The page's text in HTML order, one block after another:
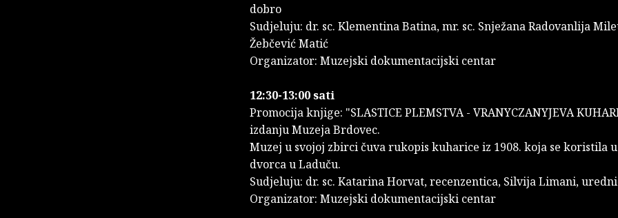
dobro
Sudjeluju: dr. sc. Klementina Batina, mr. sc. Snježana Radovanlija
Žebčević Matić
Organizator: Muzejski dokumentacijski centar
12:30-13:00 sati
Promocija knjige: "SLASTICE PLEMSTVA - VRANYCZANYJEVA
izdanju Muzeja Brdovec.
Muzej u svojoj zbirci čuva rukopis kuharice iz 1908. koja se koristila
dvorca u Laduču.
Sudjeluju: dr. sc. Katarina Horvat, recenzentica, Silvija Limani,
Organizator: Muzejski dokumentacijski centar